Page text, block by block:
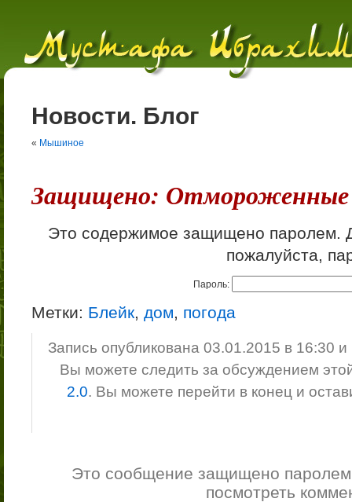
Новости. Блог
« Мышиное
Защищено: Отмороженные
Это содержимое защищено паролем.
пожалуйста,
Пароль:
Метки: Блейк, дом, погода
Запись опубликована 03.01.2015 в 16:30
Вы можете следить за обсуждением
2.0. Вы можете перейти в конец и
Это сообщение защищено
посмотреть